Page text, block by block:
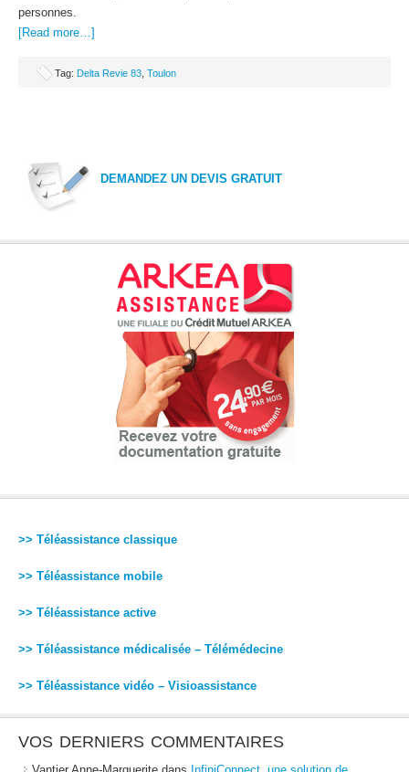
personnes.
[Read more…]
Tag: Delta Revie 83 Toulon
DEMANDEZ UN DEVIS GRATUIT
>> Téléassistance classique
>> Téléassistance mobile
>> Téléassistance active
>> Téléassistance médicalisée – Télémédecine
>> Téléassistance vidéo – Visioassistance
VOS DERNIERS COMMENTAIRES